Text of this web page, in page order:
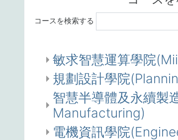
コースを検索する
敏求智慧運算學院
規劃設計學院
智慧半導體及永續
Manufacturing)
電機資訊學院